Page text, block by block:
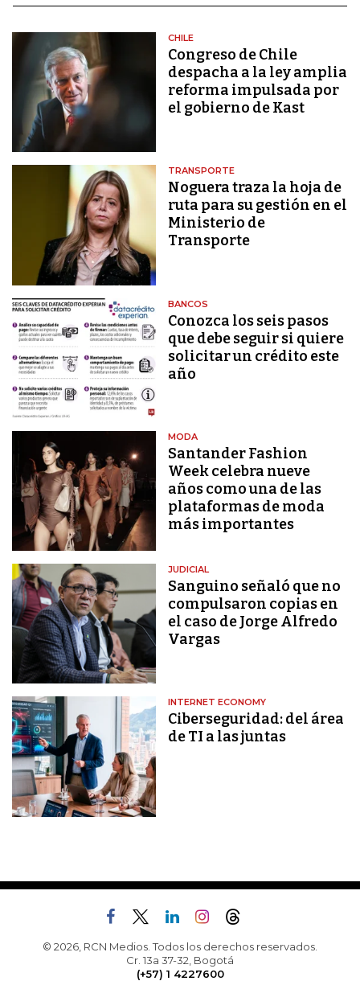
CHILE
Congreso de Chile
despacha a la ley amplia
reforma impulsada por
el gobierno de Kast
TRANSPORTE
Noguera traza la hoja de
ruta para su gestión en el
Ministerio de
Transporte
BANCOS
Conozca los seis pasos
que debe seguir si quiere
solicitar un crédito este
año
MODA
Santander Fashion
Week celebra nueve
años como una de las
plataformas de moda
más importantes
JUDICIAL
Sanguino señaló que no
compulsaron copias en
el caso de Jorge Alfredo
Vargas
INTERNET ECONOMY
Ciberseguridad: del área
de TI a las juntas
© 2026, RCN Medios. Todos los derechos reservados.
Cr. 13a 37-32, Bogotá
(+57) 1 4227600